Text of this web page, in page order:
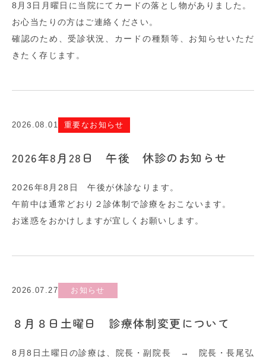
8月3日月曜日に当院にてカードの落とし物がありました。
お心当たりの方はご連絡ください。
確認のため、受診状況、カードの種類等、お知らせいただ
きたく存じます。
2026.08.01 重要なお知らせ
2026年8月28日 午後 休診のお知らせ
2026年8月28日 午後が休診なります。
午前中は通常どおり２診体制で診療をおこないます。
お迷惑をおかけしますが宜しくお願いします。
2026.07.27 お知らせ
８月８日土曜日 診療体制変更について
8月8日土曜日の診療は、院長・副院長 → 院長・長尾弘